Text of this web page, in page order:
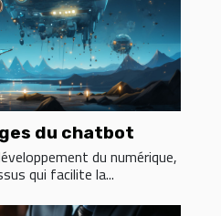
du chatbot
du numérique,
qui facilite la...